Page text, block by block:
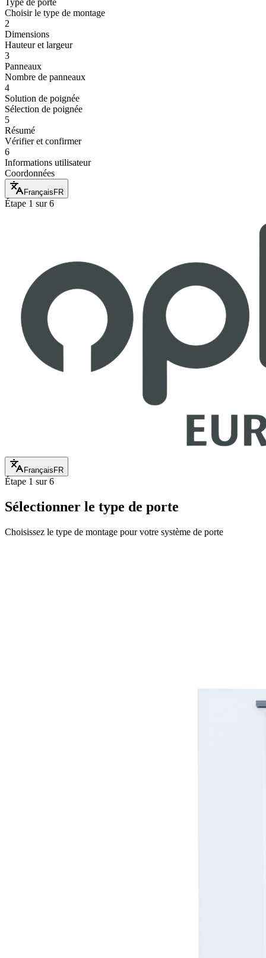
Type de porte
Choisir le type de montage
2
Dimensions
Hauteur et largeur
3
Panneaux
Nombre de panneaux
4
Solution de poignée
Sélection de poignée
5
Résumé
Vérifier et confirmer
6
Informations utilisateur
Coordonnées
Français FR
Étape 1 sur 6
Français FR
Étape 1 sur 6
Sélectionner le type de porte
Choisissez le type de montage pour votre système de porte